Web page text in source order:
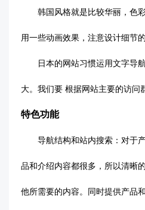
韩国风格就是比较华丽，色
用一些动画效果，注意设计细节的
日本的网站习惯运用文字导
大。我们要 根据网站主要的访问
特色功能
导航结构和站内搜索：对于
品和介绍内容都很多，所以清晰
他所需要的内容。同时提供产品